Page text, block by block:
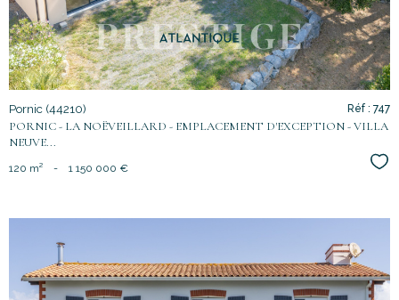
Pornic (44210)
PORNIC - LA NOËVEILLARD - EMPLACEMENT D'EXCEPTION - VILLA
NEUVE...
Réf : 747
120 m² - 1 150 000 €